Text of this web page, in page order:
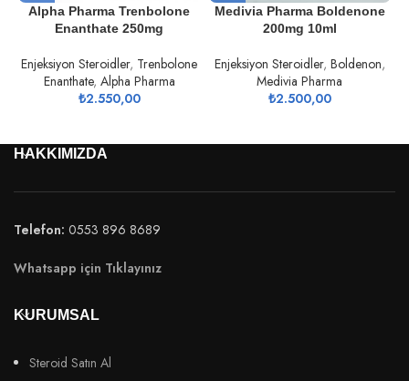
Alpha Pharma Trenbolone
Enanthate 250mg
Enjeksiyon Steroidler, Trenbolone
Enanthate, Alpha Pharma
₺2.550,00
Medivia Pharma Boldenone
200mg 10ml
Enjeksiyon Steroidler, Boldenon,
Medivia Pharma
₺2.500,00
HAKKIMIZDA
Telefon: 0553 896 8689
Whatsapp için Tıklayınız
KURUMSAL
Steroid Satın Al